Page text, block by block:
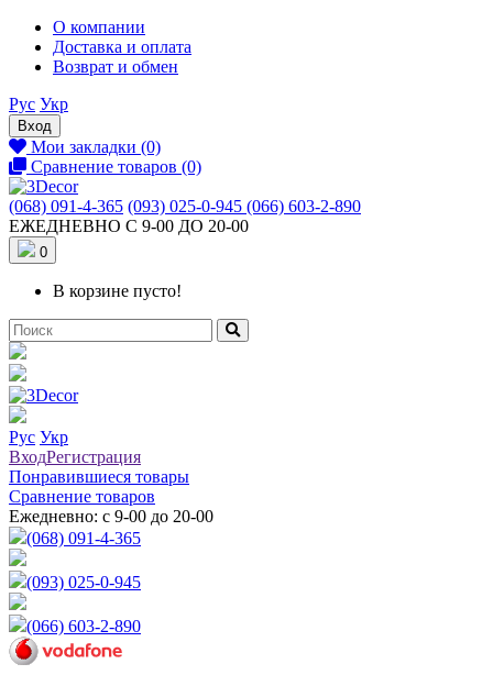
О компании
Доставка и оплата
Возврат и обмен
Рус Укр
Вход
Мои закладки (0)
Сравнение товаров (0)
(068) 091-4-365 (093) 025-0-945 (066) 603-2-890
ЕЖЕДНЕВНО С 9-00 ДО 20-00
0
В корзине пусто!
Рус Укр
ВходРегистрация
Понравившиеся товары
Сравнение товаров
Ежедневно: с 9-00 до 20-00
(068) 091-4-365
(093) 025-0-945
(066) 603-2-890